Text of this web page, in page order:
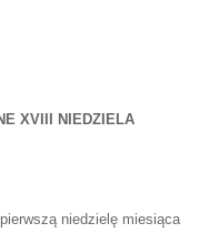
NIEDZIELA
niedzielę miesiąca